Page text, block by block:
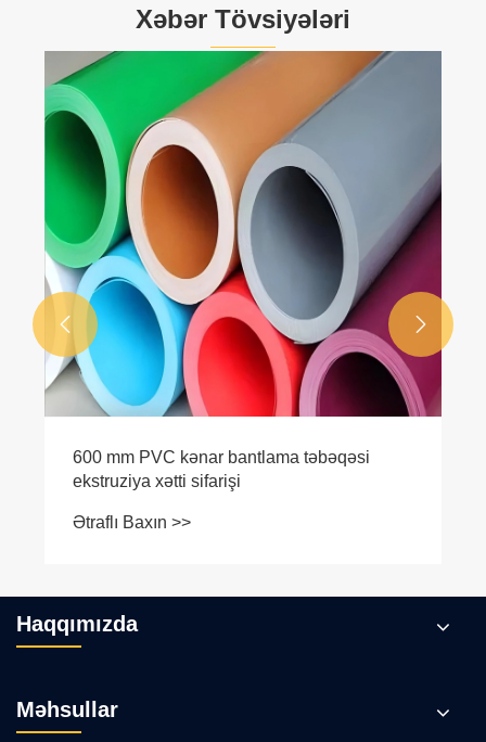
Xəbər Tövsiyələri
600 mm PVC kənar bantlama təbəqəsi
ekstruziya xətti sifarişi
Ətraflı Baxın >>
 
Haqqımızda
Məhsullar